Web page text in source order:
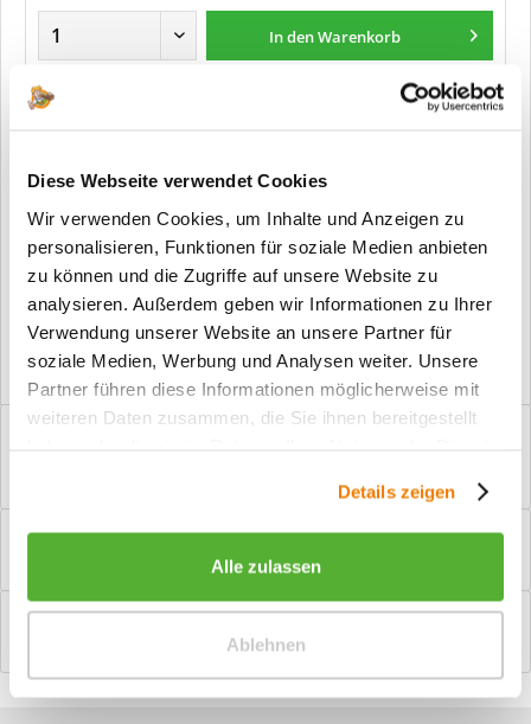
Diese Webseite verwendet Cookies
Wir verwenden Cookies, um Inhalte und Anzeigen zu
personalisieren, Funktionen für soziale Medien anbieten
zu können und die Zugriffe auf unsere Website zu
analysieren. Außerdem geben wir Informationen zu Ihrer
Verwendung unserer Website an unsere Partner für
soziale Medien, Werbung und Analysen weiter. Unsere
Partner führen diese Informationen möglicherweise mit
weiteren Daten zusammen, die Sie ihnen bereitgestellt
Details zeigen
Alle zulassen
Ablehnen
In den Warenkorb
Fragen zum Artikel?
Artikel-Nr.: 32522010
Vorteile
Kostenloser Versand ab € 2000,- Bestellwert
Versand mit eigener Spedition
Beschreibung
Innentüren etwas mehr Sicherheit. Dann...mehr
Bewertungen
0
Bewertungen lesen, schreiben und diskutieren...
Hilfevideo